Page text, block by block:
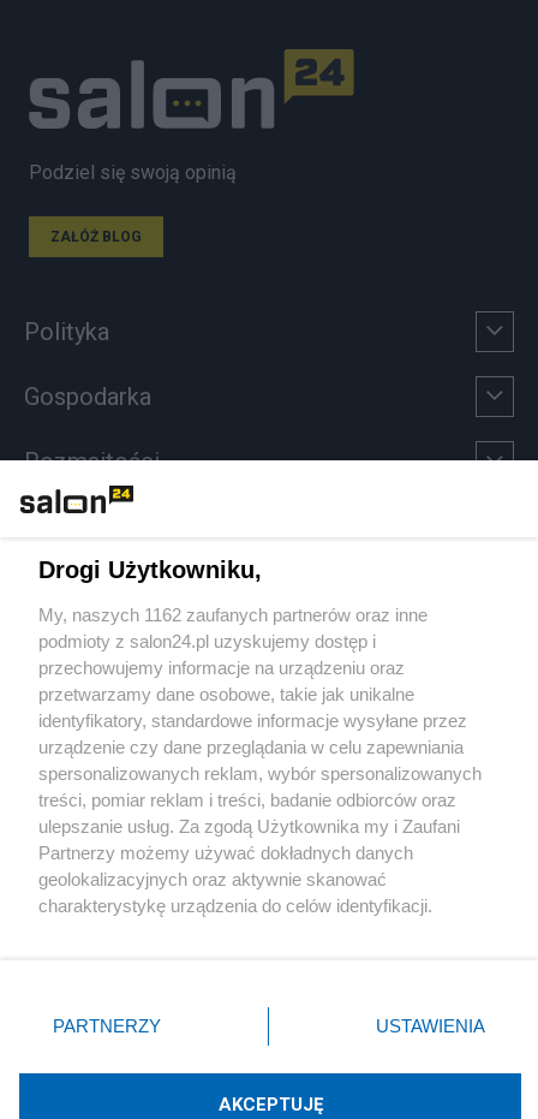
Podziel się swoją opinią
ZAŁÓŻ BLOG
Polityka
Gospodarka
Rozmaitości
Sport
Społeczeństwo
Kultura
X Facebook Instagram Youtube
Drogi Użytkowniku,
My, naszych 1162 zaufanych partnerów oraz inne
podmioty z salon24.pl uzyskujemy dostęp i
przechowujemy informacje na urządzeniu oraz
przetwarzamy dane osobowe, takie jak unikalne
identyfikatory, standardowe informacje wysyłane przez
urządzenie czy dane przeglądania w celu zapewniania
spersonalizowanych reklam, wybór spersonalizowanych
treści, pomiar reklam i treści, badanie odbiorców oraz
ulepszanie usług. Za zgodą Użytkownika my i Zaufani
Partnerzy możemy używać dokładnych danych
geolokalizacyjnych oraz aktywnie skanować
charakterystykę urządzenia do celów identyfikacji.
zmienić/wycofać klikając przycisk ustawień prywatności
znajdujący się w lewym dolnym rogu strony
rodzaje przetwarzania danych nie wymagają zgody
użytkownika, ale masz prawo sprzeciwić się takiemu
PARTNERZY USTAWIENIA
AKCEPTUJĘ